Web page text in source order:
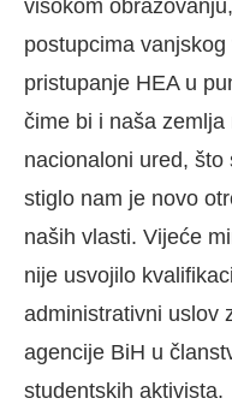
visokom
postupcima
pristupanje HEA u
čime bi i naša
nacionaloni ured,
stiglo nam je novo
naših vlasti. Vijeće
nije usvojilo
administrativni uslov
agencije BiH u
studentskih aktivista.